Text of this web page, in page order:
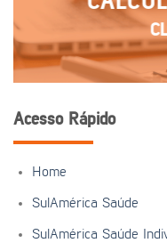
Acesso Rápido
Home
SulAmérica Saúde
SulAmérica Saúde